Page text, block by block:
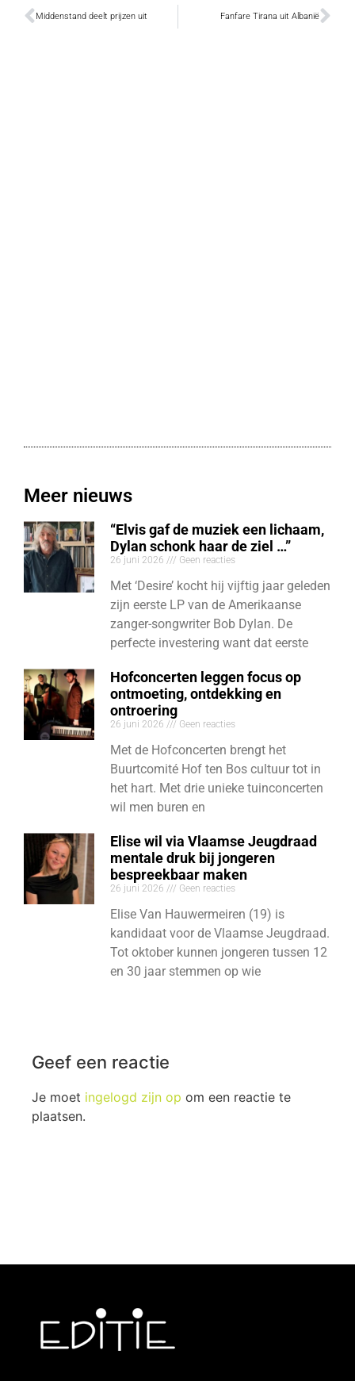
Middenstand deelt prijzen uit Fanfare Tirana uit Albanië
Meer nieuws
“Elvis gaf de muziek een lichaam,
Dylan schonk haar de ziel …”
26 juni 2026 Geen reacties
Met ‘Desire’ kocht hij vijftig jaar geleden
zijn eerste LP van de Amerikaanse
zanger-songwriter Bob Dylan. De
perfecte investering want dat eerste
Hofconcerten leggen focus op
ontmoeting, ontdekking en
ontroering
26 juni 2026 Geen reacties
Met de Hofconcerten brengt het
Buurtcomité Hof ten Bos cultuur tot in
het hart. Met drie unieke tuinconcerten
wil men buren en
Elise wil via Vlaamse Jeugdraad
mentale druk bij jongeren
bespreekbaar maken
26 juni 2026 Geen reacties
Elise Van Hauwermeiren (19) is
kandidaat voor de Vlaamse Jeugdraad.
Tot oktober kunnen jongeren tussen 12
en 30 jaar stemmen op wie
Geef een reactie
Je moet ingelogd zijn op om een reactie te
plaatsen.